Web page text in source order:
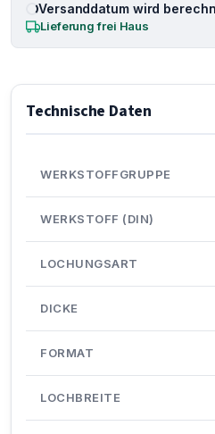
Versanddatum wird
Lieferung frei Haus
Technische Daten
WERKSTOFFGRUPPE
WERKSTOFF (DIN)
LOCHUNGSART
DICKE
FORMAT
LOCHBREITE